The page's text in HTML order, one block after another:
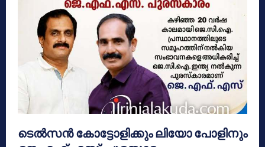
ടെൽസൻ കോട്ടോളിക്കും ലിയോ പോളിനും